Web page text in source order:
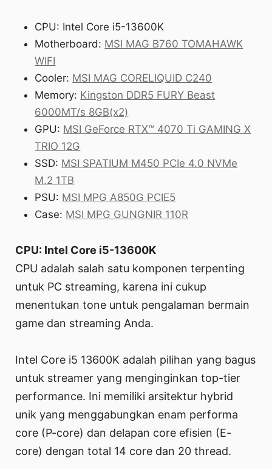
CPU: Intel Core i5-13600K
Motherboard: MSI MAG B760 TOMAHAWK
WIFI
Cooler: MSI MAG CORELIQUID C240
Memory: Kingston DDR5 FURY Beast
6000MT/s 8GB(x2)
GPU: MSI GeForce RTX™ 4070 Ti GAMING X
TRIO 12G
SSD: MSI SPATIUM M450 PCIe 4.0 NVMe
M.2 1TB
PSU: MSI MPG A850G PCIE5
Case: MSI MPG GUNGNIR 110R
CPU: Intel Core i5-13600K
CPU adalah salah satu komponen terpenting
untuk PC streaming, karena ini cukup
menentukan tone untuk pengalaman bermain
game dan streaming Anda.
Intel Core i5 13600K adalah pilihan yang bagus
untuk streamer yang menginginkan top-tier
performance. Ini memiliki arsitektur hybrid
unik yang menggabungkan enam performa
core (P-core) dan delapan core efisien (E-
core) dengan total 14 core dan 20 thread.